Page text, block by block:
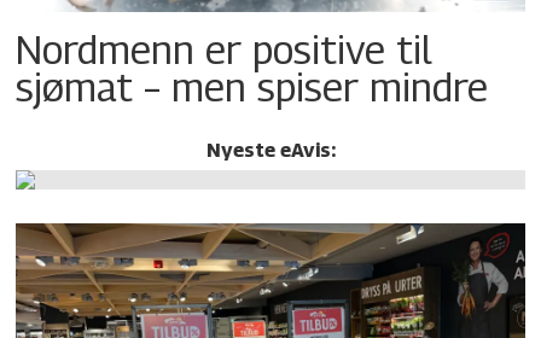
Nordmenn er positive til
sjømat – men spiser mindre
Nyeste eAvis: